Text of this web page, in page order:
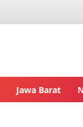
Jawa Barat